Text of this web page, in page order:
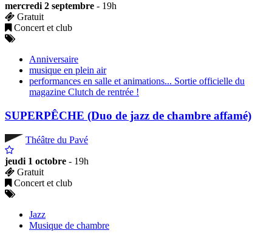
mercredi 2 septembre - 19h
Gratuit
Concert et club
Anniversaire
musique en plein air
performances en salle et animations... Sortie officielle du
magazine Clutch de rentrée !
SUPERPÊCHE (Duo de jazz de chambre affamé)
Théâtre du Pavé
jeudi 1 octobre - 19h
Gratuit
Concert et club
Jazz
Musique de chambre